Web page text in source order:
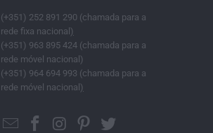
(+351) 252 891 290 (chamada para a
rede fixa nacional )
(+351) 963 895 424 (chamada para a
rede móvel nacional)
(+351) 964 694 993 (chamada para a
rede móvel nacional )